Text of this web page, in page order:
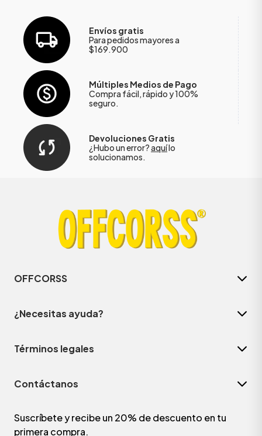
Envíos gratis
Para pedidos mayores a
$169.900
Múltiples Medios de Pago
Compra fácil, rápido y 100%
seguro.
Devoluciones Gratis
¿Hubo un error?aquílo
solucionamos.
OFFCORSS
¿Necesitas ayuda?
Términos legales
Contáctanos
Suscríbete y recibe un 20% de descuento en tu
primera compra.